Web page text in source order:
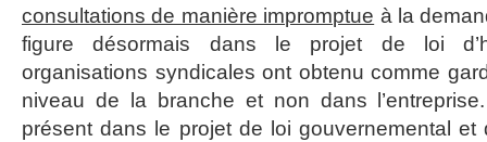
consultations de manière impromptue à la
figure désormais dans le projet de loi
organisations syndicales ont obtenu comme
niveau de la branche et non dans
présent dans le projet de loi gouvernemental et